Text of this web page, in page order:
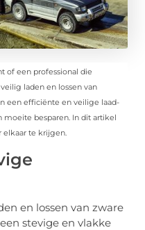
of een professional die
laden en lossen van
een efficiënte en veilige laad-
moeite besparen. In dit artikel
elkaar te krijgen.
en lossen van zware
stevige en vlakke